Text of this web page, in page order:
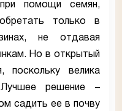
помощи семян,
только в
не отдавая
Но в открытый
поскольку велика
Лучшее решение –
садить ее в почву